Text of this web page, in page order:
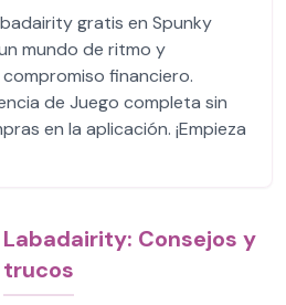
gratis en Spunky
mundo de ritmo y
financiero.
de Juego completa sin
en la aplicación. ¡Empieza
Consejos y
trucos